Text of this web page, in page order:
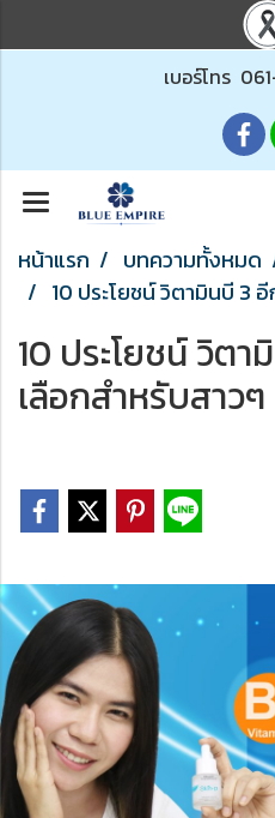
เบอร์โทร
หน้าแรก บทความทั้งหมด
10 ประโยชน์ วิตามินบี 3
10 ประโยชน์ วิต
เลือกสำหรับสาวๆ